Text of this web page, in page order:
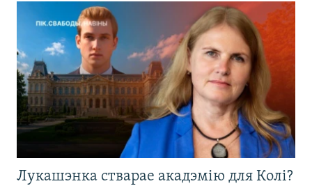
Лукашэнка стварае акадэмію для Колі?